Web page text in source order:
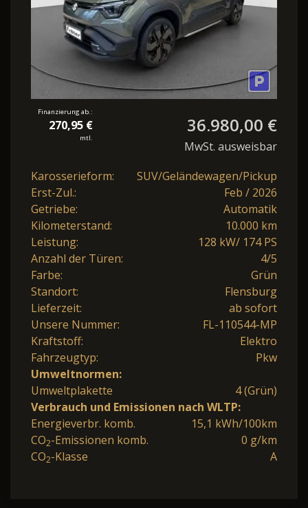
Finanzierung ab.:
270,95 €
mtl.
36.980,00 €
MwSt. ausweisbar
Karosserieform:
SUV/Geländewagen/Pickup
Erst-Zul.:
Feb / 2026
Getriebe:
Automatik
Kilometerstand:
10.000 km
Leistung:
128 kW/ 174 PS
Anzahl der Türen:
4/5
Farbe:
Grün
Standort:
Flensburg
Lieferzeit:
ab sofort
Unsere Nummer:
FL-110544-MP
Kraftstoff:
Elektro
Fahrzeugtyp:
Pkw
Umweltnormen:
Umweltplakette
4 (Grün)
Verbrauch und Emissionen nach WLTP:
Energieverbr. komb.
15,1 kWh/100km
CO2-Emissionen komb.
0 g/km
CO2-Klasse A